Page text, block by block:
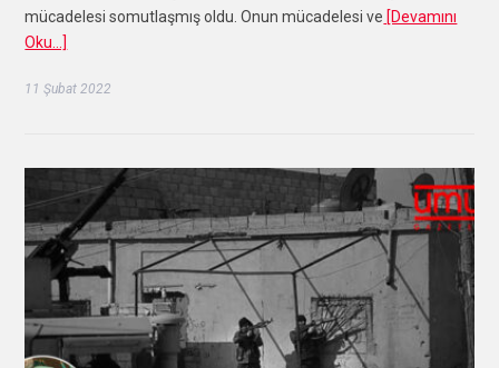
mücadelesi somutlaşmış oldu. Onun mücadelesi ve [Devamını
Oku…]
11 Şubat 2022